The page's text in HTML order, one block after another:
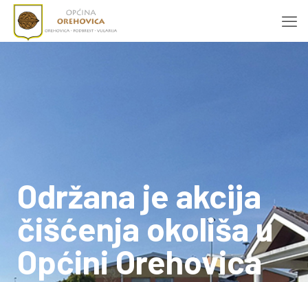
Održana je akcija
čišćenja okoliša u
Općini Orehovica